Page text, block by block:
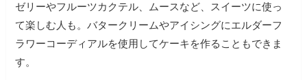
ゼリーやフルーツカクテル、ムースなど、スイーツに使っ
て楽しむ人も。バタークリームやアイシングにエルダーフ
ラワーコーディアルを使用してケーキを作ることもできま
す。